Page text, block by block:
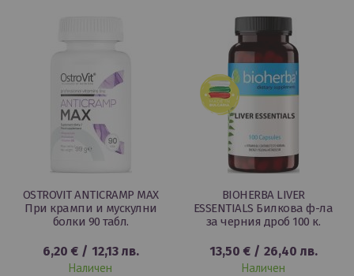
ЛЮБИМИ
OSTROVIT ANTICRAMP MAX
При крампи и мускулни
болки 90 табл.
6,20 €/ 12,13 лв.
Наличен
BIOHERBA LIVER
ESSENTIALS Билкова ф-ла
за черния дроб 100 к.
13,50 €/ 26,40 лв.
Наличен